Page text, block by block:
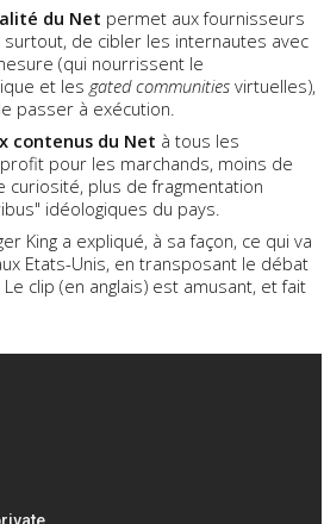
du Net permet aux fournisseurs
de cibler les internautes avec
(qui nourrissent le
et les gated communities virtuelles),
passer à exécution.
contenus du Net à tous les
pour les marchands, moins de
curiosité, plus de fragmentation
idéologiques du pays.
King a expliqué, à sa façon, ce qui va
Etats-Unis, en transposant le débat
clip (en anglais) est amusant, et fait